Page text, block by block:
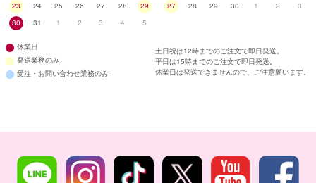
23
24 25 26 27 28
29
30
31 1 2 3 4 5
27
28 29 30 1 2 3
休業日
発送業務のみ
受注・お問い合わせ業務のみ
土日祝は12時までのご注文で即日発送。
平日は15時までのご注文で即日発送。
休業日は発送できませんので、ご注意願います。